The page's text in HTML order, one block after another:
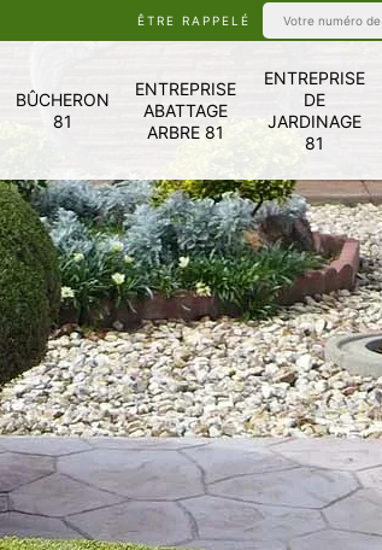
ÊTRE RAPPELÉ
BÛCHERON
81
ENTREPRISE
ABATTAGE
ARBRE 81
ENTREPRISE
DE
JARDINAGE
81